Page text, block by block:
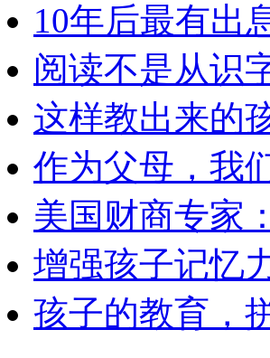
10年后最有出
阅读不是从识
这样教出来的
作为父母，我
美国财商专家
增强孩子记忆
孩子的教育，